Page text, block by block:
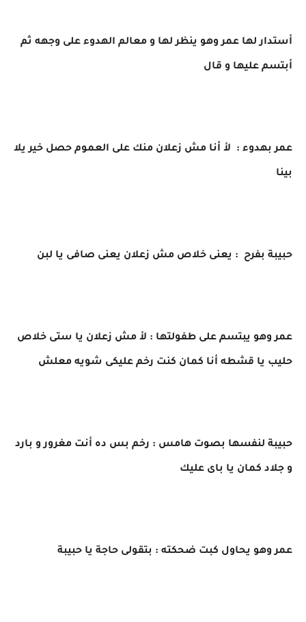
أستدار لها عمر وهو ينظر لها و معالم الهدوء على وجهه ثم
أبتسم عليها و قال
عمر بهدوء : لأ أنا مش زعلان منك على العموم حصل خير يلا
بينا
حبيبة بفرح : يعنى خلاص مش زعلان يعنى صافى يا لبن
عمر وهو يبتسم على طفولتها : لأ مش زعلان يا ستى خلاص
حليب يا قشطه أنا كمان كنت رخم عليكى شويه معلش
حبيبة لنفسها بصوت هامس : رخم بس ده أنت مغرور و بارد
و جلاد كمان يا باى عليك
عمر وهو يحاول كبت ضحكته : بتقولى حاجة يا حبيبة